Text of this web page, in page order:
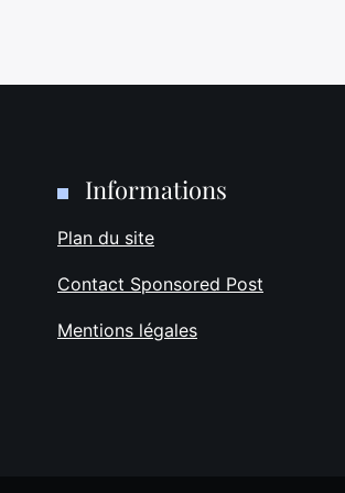
Informations
Plan du site
Contact Sponsored Post
Mentions légales